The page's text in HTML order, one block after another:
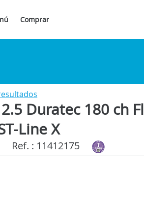
Comprar
Duratec 180 ch
Line X
Ref. : 11412175